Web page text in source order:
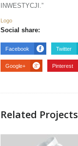
INWESTYCJI.”
Logo
Social share:
Facebook Twitter
Google+ Pinterest
Related Projects